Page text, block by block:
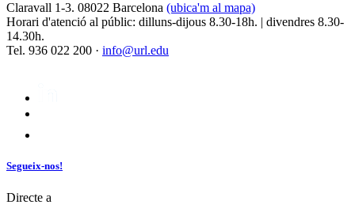
Claravall 1-3. 08022 Barcelona (ubica'm al mapa)
Horari d'atenció al públic: dilluns-dijous 8.30-18h. | divendres 8.30-
14.30h.
Tel. 936 022 200 · info@url.edu
Segueix-nos!
Directe a